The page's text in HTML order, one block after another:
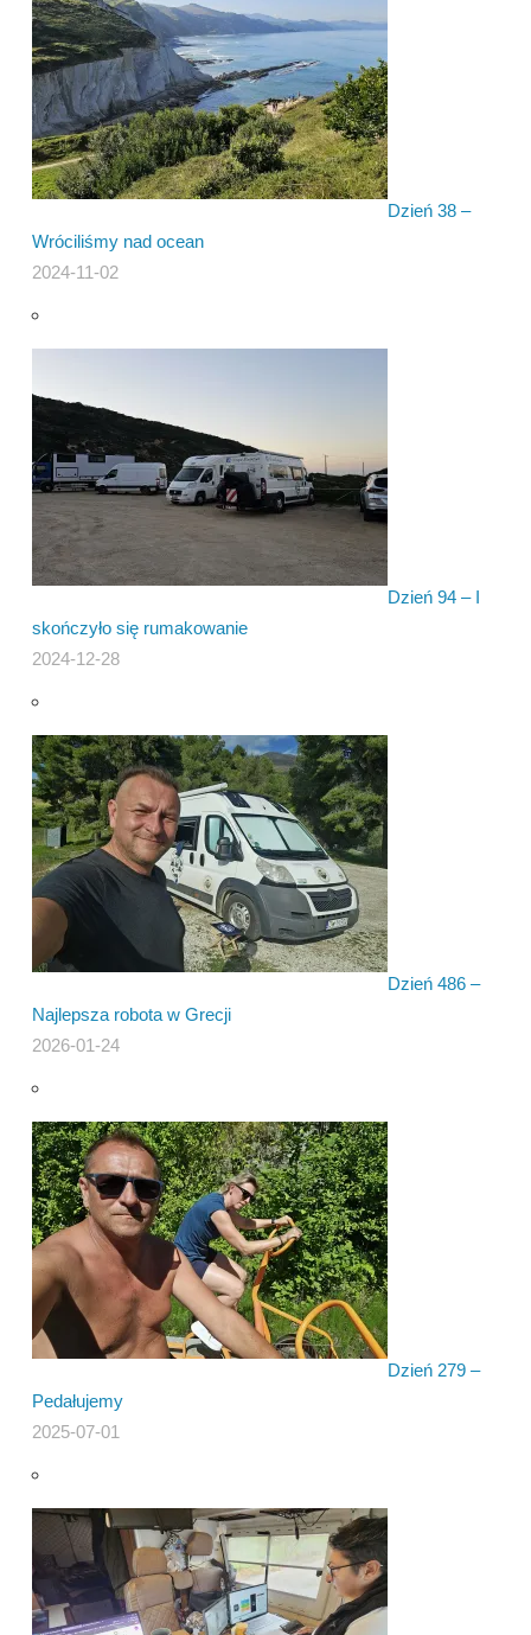
Dzień 38 –
Wróciliśmy nad ocean
2024-11-02
Dzień 94 – I
skończyło się rumakowanie
2024-12-28
Dzień 486 –
Najlepsza robota w Grecji
2026-01-24
Dzień 279 –
Pedałujemy
2025-07-01